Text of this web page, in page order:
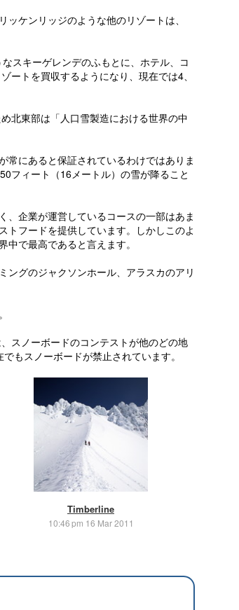
ケンリッジのような他のリゾートは、
スキーゲレンデのふもとに、ホテル、コ
トを買収するようになり、現在では4、
北東部は「人口雪製造における世界の中
常にあると保証されているわけではありま
フィート（16メートル）の雪が降ること
、企業が運営しているコースの一部はあま
トフードを提供しています。しかしこのよ
で最高であると言えます。
ングのジャクソンホール、アラスカのアリ
スノーボードのコンテストが他のどの地
もスノーボードが禁止されています。
Timberline
10:46 pm 16 Mar 2011